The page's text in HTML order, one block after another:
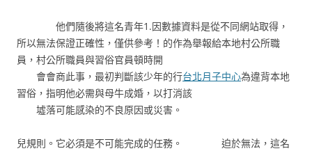
他們隨後將這名青年1.因數據資料是從不同網站取得，
所以無法保證正確性，僅供參考！的作為舉報給本地村公所職
員，村公所職員與習俗官員頓時開
會會商此事，最初判斷該少年的行台北月子中心為違背本地
習俗，指明他必需與母牛成婚，以打消該
墟落可能感染的不良原因或災害。
兒規則。它必須是不可能完成的任務。 迫於無法，這名